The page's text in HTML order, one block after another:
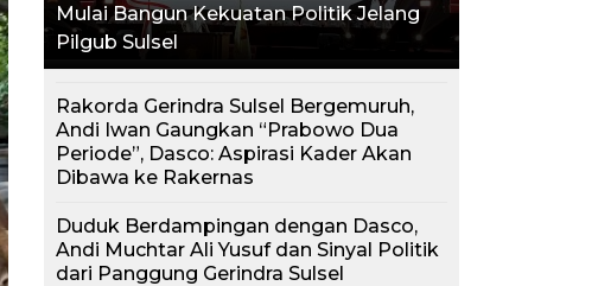
Mulai Bangun Kekuatan Politik Jelang
Pilgub Sulsel
Rakorda Gerindra Sulsel Bergemuruh,
Andi Iwan Gaungkan “Prabowo Dua
Periode”, Dasco: Aspirasi Kader Akan
Dibawa ke Rakernas
Duduk Berdampingan dengan Dasco,
Andi Muchtar Ali Yusuf dan Sinyal Politik
dari Panggung Gerindra Sulsel